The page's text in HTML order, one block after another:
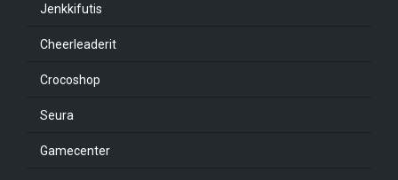
Jenkkifutis
Cheerleaderit
Crocoshop
Seura
Gamecenter